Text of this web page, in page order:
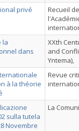
privé
Recueil
la
dans
XXth
and
Yntema),
à la théorie
Revue
sulla tutela
Novembre
La